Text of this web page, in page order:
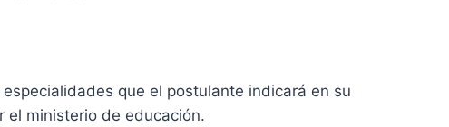
que el postulante indicará en su
el ministerio de educación.